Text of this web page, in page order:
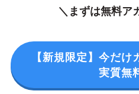
＼まずは無料ア
【新規限定】今だ
実質無